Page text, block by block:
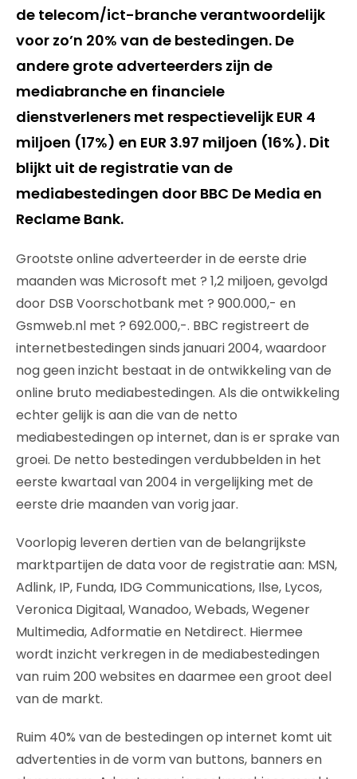
de telecom/ict-branche verantwoordelijk
voor zo’n 20% van de bestedingen. De
andere grote adverteerders zijn de
mediabranche en financiele
dienstverleners met respectievelijk EUR 4
miljoen (17%) en EUR 3.97 miljoen (16%). Dit
blijkt uit de registratie van de
mediabestedingen door BBC De Media en
Reclame Bank.
Grootste online adverteerder in de eerste drie
maanden was Microsoft met ? 1,2 miljoen, gevolgd
door DSB Voorschotbank met ? 900.000,- en
Gsmweb.nl met ? 692.000,-. BBC registreert de
internetbestedingen sinds januari 2004, waardoor
nog geen inzicht bestaat in de ontwikkeling van de
online bruto mediabestedingen. Als die ontwikkeling
echter gelijk is aan die van de netto
mediabestedingen op internet, dan is er sprake van
groei. De netto bestedingen verdubbelden in het
eerste kwartaal van 2004 in vergelijking met de
eerste drie maanden van vorig jaar.
Voorlopig leveren dertien van de belangrijkste
marktpartijen de data voor de registratie aan: MSN,
Adlink, IP, Funda, IDG Communications, Ilse, Lycos,
Veronica Digitaal, Wanadoo, Webads, Wegener
Multimedia, Adformatie en Netdirect. Hiermee
wordt inzicht verkregen in de mediabestedingen
van ruim 200 websites en daarmee een groot deel
van de markt.
Ruim 40% van de bestedingen op internet komt uit
advertenties in de vorm van buttons, banners en